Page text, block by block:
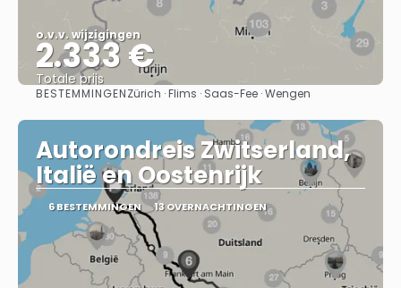
o.v.v. wijzigingen
2.333 €
Totale prijs
Bekijk
BESTEMMINGENZürich · Flims · Saas-Fee · Wengen
Autorondreis Zwitserland,
Italië en Oostenrijk
6 BESTEMMINGEN 13 OVERNACHTINGEN